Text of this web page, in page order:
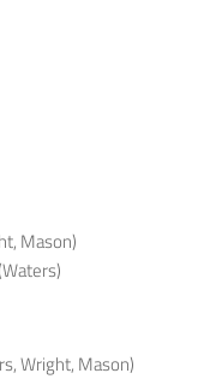
Mason)
Wright, Mason)